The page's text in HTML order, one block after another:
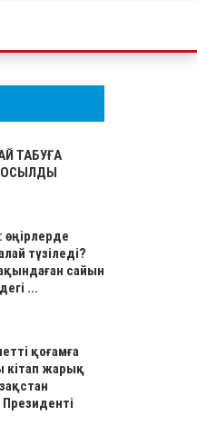
ТАБУҒА
түзіледі?
сайын
...
қоғамға
кітап жарық